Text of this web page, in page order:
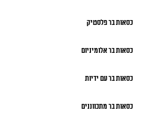
כסאות בר פלסטיק
כסאות בר אלומיניום
כסאות בר עם ידיות
כסאות בר מתכווננים